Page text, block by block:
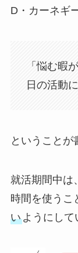
D・カーネギ
「悩む暇
日の活動
ということが
就活期間中は
時間を使うこ
いようにして